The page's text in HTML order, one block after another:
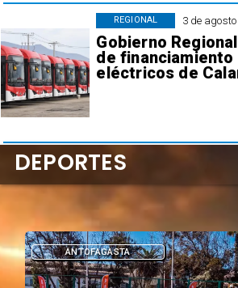
3 de
Gobierno
de financiamiento
eléctricos de
REGIONAL
DEPORTES
DEPORTES